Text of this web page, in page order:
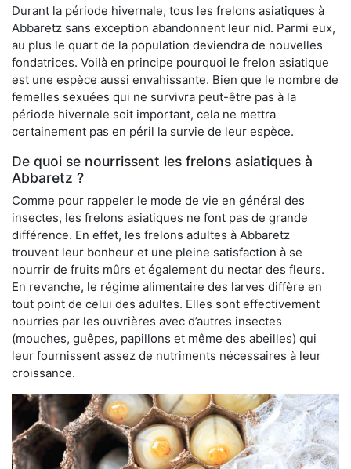
Durant la période hivernale, tous les frelons asiatiques à
Abbaretz sans exception abandonnent leur nid. Parmi eux,
au plus le quart de la population deviendra de nouvelles
fondatrices. Voilà en principe pourquoi le frelon asiatique
est une espèce aussi envahissante. Bien que le nombre de
femelles sexuées qui ne survivra peut-être pas à la
période hivernale soit important, cela ne mettra
certainement pas en péril la survie de leur espèce.
De quoi se nourrissent les frelons asiatiques à
Abbaretz ?
Comme pour rappeler le mode de vie en général des
insectes, les frelons asiatiques ne font pas de grande
différence. En effet, les frelons adultes à Abbaretz
trouvent leur bonheur et une pleine satisfaction à se
nourrir de fruits mûrs et également du nectar des fleurs.
En revanche, le régime alimentaire des larves diffère en
tout point de celui des adultes. Elles sont effectivement
nourries par les ouvrières avec d’autres insectes
(mouches, guêpes, papillons et même des abeilles) qui
leur fournissent assez de nutriments nécessaires à leur
croissance.